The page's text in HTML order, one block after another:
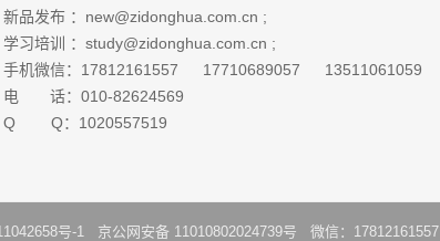
新品发布 ： new@zidonghua.com.cn ;
学习培训 ： study@zidonghua.com.cn ;
手机微信：17812161557 17710689057 13511061059
电 话：010-82624569
Q Q：1020557519
号-1 京公网安备 11010802024739号 微信：17812161557